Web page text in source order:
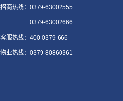
招商热线：0379-63002555
0379-63002666
客服热线：400-0379-666
物业热线：0379-80860361